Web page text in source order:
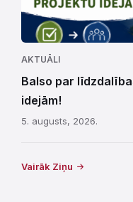
AKTUĀLI
Balso par
idejām!
5. augusts, 2026.
Vairāk Ziņu